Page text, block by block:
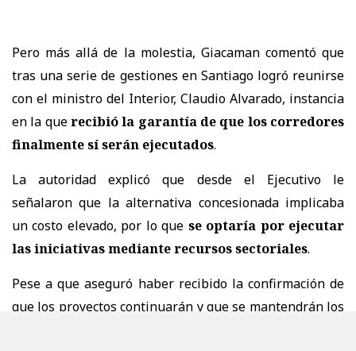
Pero más allá de la molestia, Giacaman comentó que
tras una serie de gestiones en Santiago logró reunirse
con el ministro del Interior, Claudio Alvarado, instancia
en la querecibió la garantía de que los corredores
finalmente sí serán ejecutados.
La autoridad explicó que desde el Ejecutivo le
señalaron que la alternativa concesionada implicaba
un costo elevado, por lo que se optaría por ejecutar
las iniciativas mediante recursos sectoriales.
Pese a que aseguró haber recibido la confirmación de
que los proyectos continuarán y que se mantendrán los